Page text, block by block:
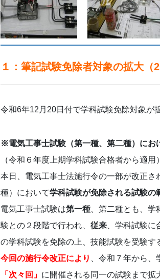
１：筆記試験免除者対象の拡大（
令和6年12月20日付で学科試験免除対象が
※電気工事士試験（第一種、第二種）にお
（令和６年度上期学科試験合格者から適用）
本日、電気工事士法施行令の一部が改正
種）において学科試験が免除される試験の
電気工事士試験は第一種、第二種とも、学
験との２段階で行われ、 従来、学科試験に
の学科試験を免除の上、技能試験を受験す
今回の施行令改正により 、令和７年から、
「次々回」 に開催される同一の試験まで拡